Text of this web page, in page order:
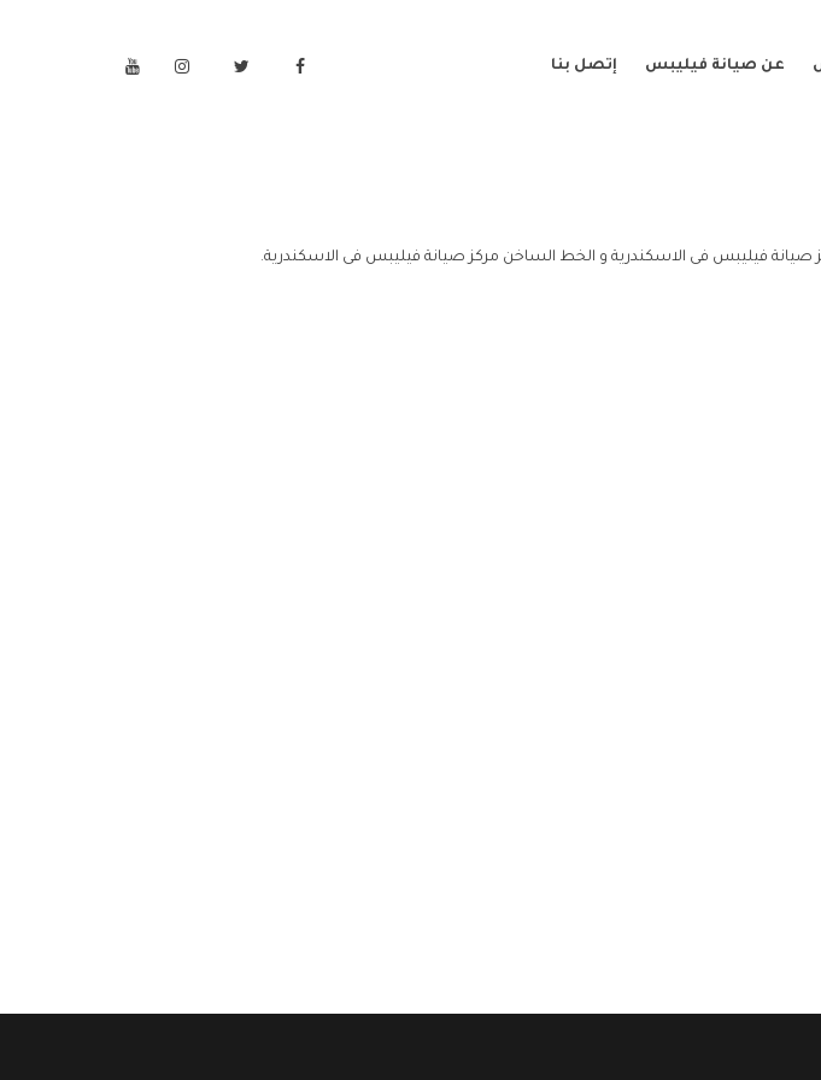
عن صيانة فيليبس إتصل بنا
فيليبس فى الاسكندرية و الخط الساخن مركز صيانة فيليبس فى الاسكندرية.